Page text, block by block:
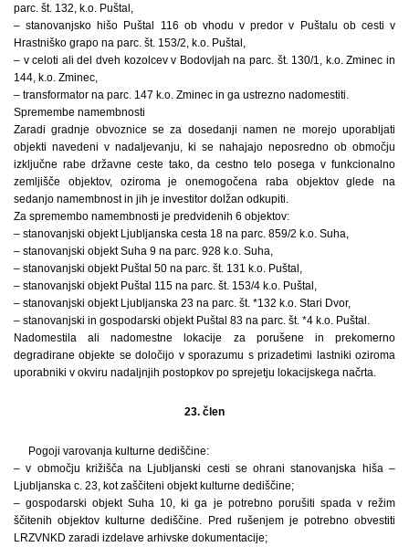
parc. št. 132, k.o. Puštal,
– stanovanjsko hišo Puštal 116 ob vhodu v predor v Puštalu ob cesti v
Hrastniško grapo na parc. št. 153/2, k.o. Puštal,
– v celoti ali del dveh kozolcev v Bodovljah na parc. št. 130/1, k.o. Zminec in
144, k.o. Zminec,
– transformator na parc. 147 k.o. Zminec in ga ustrezno nadomestiti.
Spremembe namembnosti
Zaradi gradnje obvoznice se za dosedanji namen ne morejo uporabljati
objekti navedeni v nadaljevanju, ki se nahajajo neposredno ob območju
izključne rabe državne ceste tako, da cestno telo posega v funkcionalno
zemljišče objektov, oziroma je onemogočena raba objektov glede na
sedanjo namembnost in jih je investitor dolžan odkupiti.
Za spremembo namembnosti je predvidenih 6 objektov:
– stanovanjski objekt Ljubljanska cesta 18 na parc. 859/2 k.o. Suha,
– stanovanjski objekt Suha 9 na parc. 928 k.o. Suha,
– stanovanjski objekt Puštal 50 na parc. št. 131 k.o. Puštal,
– stanovanjski objekt Puštal 115 na parc. št. 153/4 k.o. Puštal,
– stanovanjski objekt Ljubljanska 23 na parc. št. *132 k.o. Stari Dvor,
– stanovanjski in gospodarski objekt Puštal 83 na parc. št. *4 k.o. Puštal.
Nadomestila ali nadomestne lokacije za porušene in prekomerno
degradirane objekte se določijo v sporazumu s prizadetimi lastniki oziroma
uporabniki v okviru nadaljnjih postopkov po sprejetju lokacijskega načrta.
23. člen
Pogoji varovanja kulturne dediščine:
– v območju križišča na Ljubljanski cesti se ohrani stanovanjska hiša –
Ljubljanska c. 23, kot zaščiteni objekt kulturne dediščine;
– gospodarski objekt Suha 10, ki ga je potrebno porušiti spada v režim
ščitenih objektov kulturne dediščine. Pred rušenjem je potrebno obvestiti
LRZVNKD zaradi izdelave arhivske dokumentacije;